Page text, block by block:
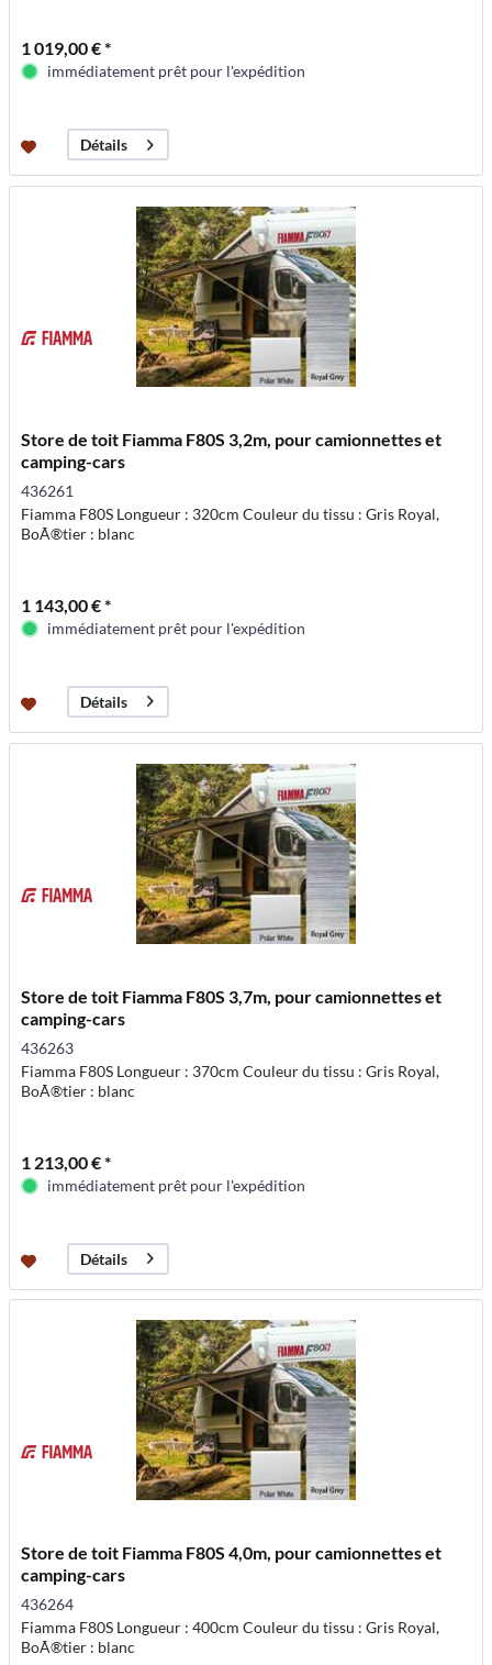
1 019,00 € *
immédiatement prêt pour l'expédition
Détails
Store de toit Fiamma F80S 3,2m, pour camionnettes et
camping-cars
436261
Fiamma F80S Longueur : 320cm Couleur du tissu : Gris Royal,
BoÃ®tier : blanc
1 143,00 € *
immédiatement prêt pour l'expédition
Détails
Store de toit Fiamma F80S 3,7m, pour camionnettes et
camping-cars
436263
Fiamma F80S Longueur : 370cm Couleur du tissu : Gris Royal,
BoÃ®tier : blanc
1 213,00 € *
immédiatement prêt pour l'expédition
Détails
Store de toit Fiamma F80S 4,0m, pour camionnettes et
camping-cars
436264
Fiamma F80S Longueur : 400cm Couleur du tissu : Gris Royal,
BoÃ®tier : blanc